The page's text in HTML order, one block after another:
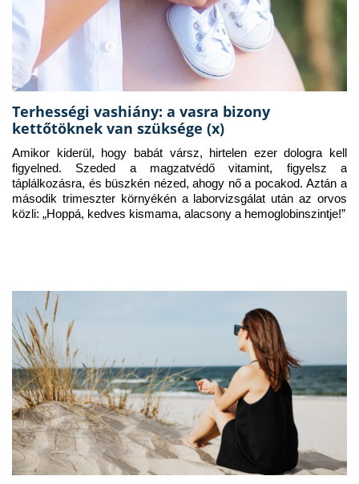
Terhességi vashiány: a vasra bizony
kettőtöknek van szüksége (x)
Amikor kiderül, hogy babát vársz, hirtelen ezer dologra kell
figyelned. Szeded a magzatvédő vitamint, figyelsz a
táplálkozásra, és büszkén nézed, ahogy nő a pocakod. Aztán a
második trimeszter környékén a laborvizsgálat után az orvos
közli: „Hoppá, kedves kismama, alacsony a hemoglobinszintje!”